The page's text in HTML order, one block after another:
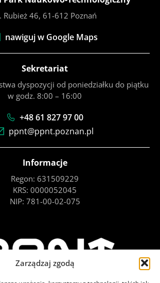
Zarządzaj zgodą
Rubież 46, 61-612 Poznań
nawiguj w Google Maps
Sekretariat
dyspozycji od poniedziałku do piątku
w godz. 8:00 – 16:00
+48 61 827 97 00
ppnt@ppnt.poznan.pl
Informacje
Regon: 631509229
KRS: 0000052045
NIP: 781-00-02-075